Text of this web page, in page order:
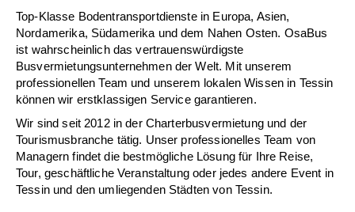
Top-Klasse Bodentransportdienste in Europa, Asien,
Nordamerika, Südamerika und dem Nahen Osten. OsaBus
ist wahrscheinlich das vertrauenswürdigste
Busvermietungsunternehmen der Welt. Mit unserem
professionellen Team und unserem lokalen Wissen in Tessin
können wir erstklassigen Service garantieren.
Wir sind seit 2012 in der Charterbusvermietung und der
Tourismusbranche tätig. Unser professionelles Team von
Managern findet die bestmögliche Lösung für Ihre Reise,
Tour, geschäftliche Veranstaltung oder jedes andere Event in
Tessin und den umliegenden Städten von Tessin.